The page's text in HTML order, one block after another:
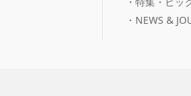
NEWS &